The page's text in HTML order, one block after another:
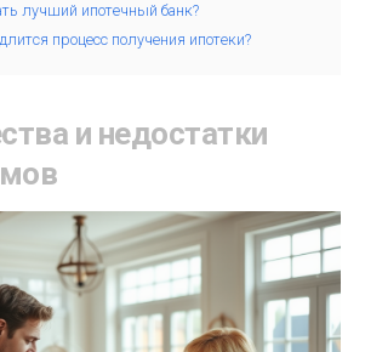
лучший ипотечный банк?
процесс получения ипотеки?
и недостатки